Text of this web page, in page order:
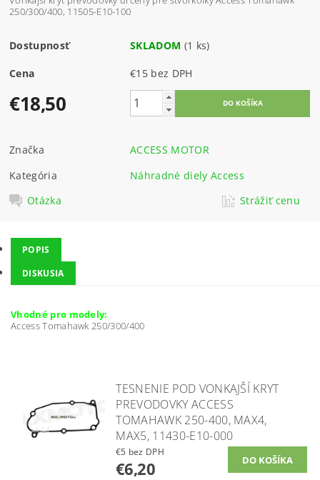
250/300/400, 11505-E10-100
Dostupnosť SKLADOM (1 ks)
Cena €15 bez DPH
€18,50
Značka
ACCESS MOTOR
Kategória
Náhradné diely Access
Otázka
Strážiť cenu
POPIS
DISKUSIA
Vhodné pro modely:
Access Tomahawk 250/300/400
TESNENIE POD VONKAJŠÍ KRYT
PREVODOVKY ACCESS
TOMAHAWK 250-400, MAX4,
MAX5, 11430-E10-000
€5 bez DPH
€6,20